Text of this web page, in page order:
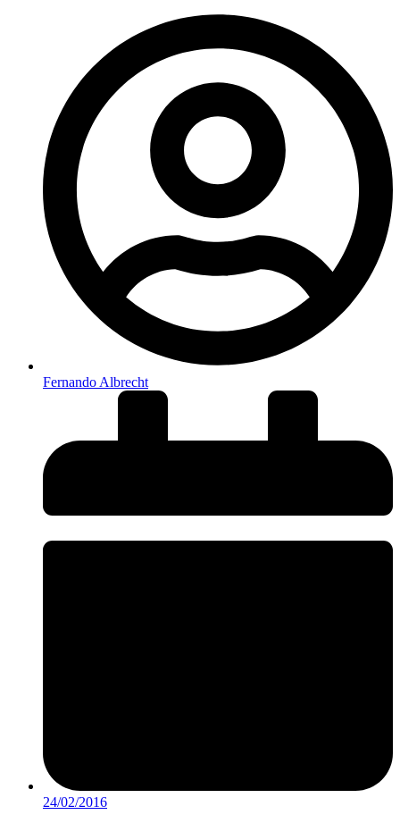
Fernando Albrecht
24/02/2016